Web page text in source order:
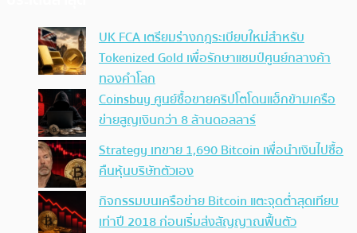
UK FCA เตรียมร่างกฎระเบียบใหม่สำหรับ
Tokenized Gold เพื่อรักษาแชมป์ศูนย์กลางค้า
ทองคำโลก
Coinsbuy ศูนย์ซื้อขายคริปโตโดนแฮ็กข้ามเครือ
ข่ายสูญเงินกว่า 8 ล้านดอลลาร์
Strategy เทขาย 1,690 Bitcoin เพื่อนำเงินไปซื้อ
คืนหุ้นบริษัทตัวเอง
กิจกรรมบนเครือข่าย Bitcoin แตะจุดต่ำสุดเทียบ
เท่าปี 2018 ก่อนเริ่มส่งสัญญาณฟื้นตัว